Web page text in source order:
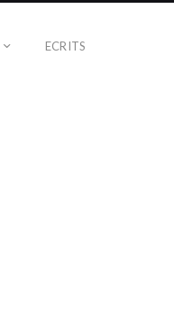
ECRITS